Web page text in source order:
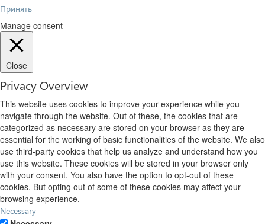
Принять
Manage consent
Close
Privacy Overview
This website uses cookies to improve your experience while you
navigate through the website. Out of these, the cookies that are
categorized as necessary are stored on your browser as they are
essential for the working of basic functionalities of the website. We also
use third-party cookies that help us analyze and understand how you
use this website. These cookies will be stored in your browser only
with your consent. You also have the option to opt-out of these
cookies. But opting out of some of these cookies may affect your
browsing experience.
Necessary